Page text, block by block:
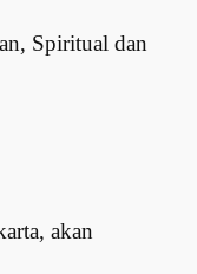
Spiritual dan
akan